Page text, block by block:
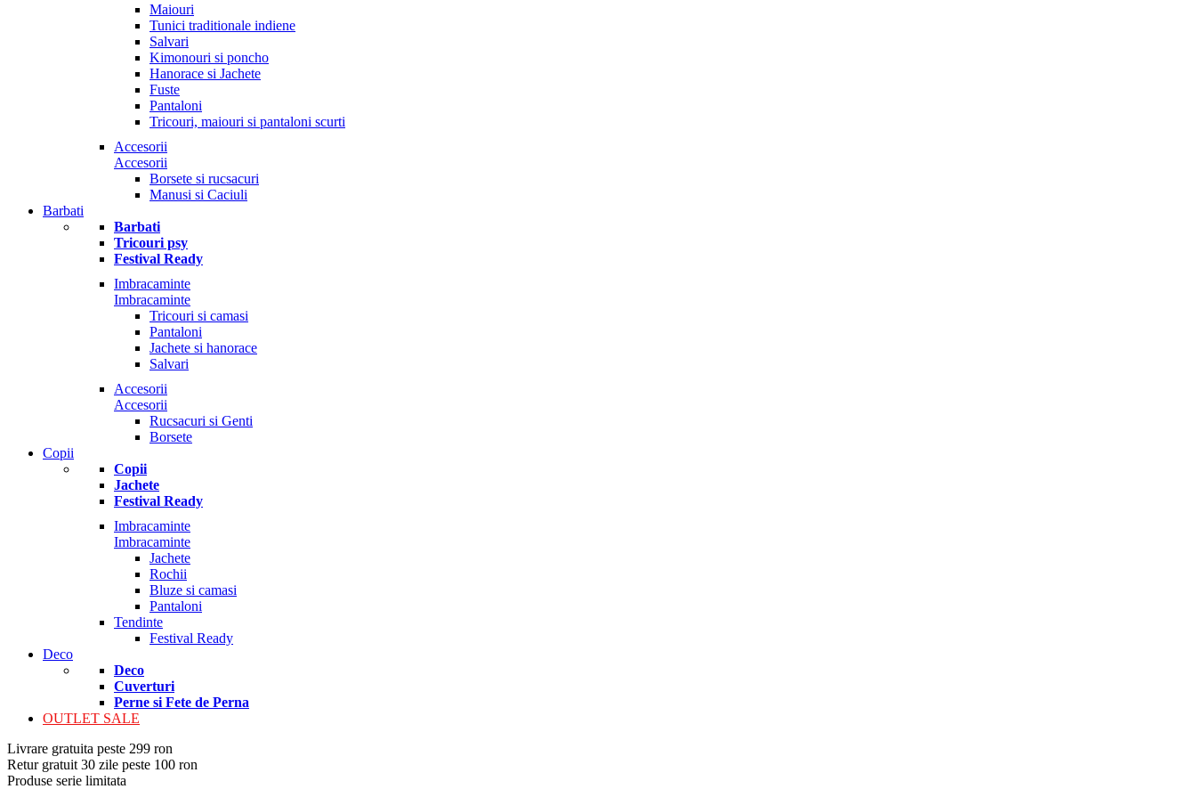
Maiouri
Tunici traditionale indiene
Salvari
Kimonouri si poncho
Hanorace si Jachete
Fuste
Pantaloni
Tricouri, maiouri si pantaloni scurti
Accesorii
Accesorii
Borsete si rucsacuri
Manusi si Caciuli
Barbati
Barbati
Tricouri psy
Festival Ready
Imbracaminte
Imbracaminte
Tricouri si camasi
Pantaloni
Jachete si hanorace
Salvari
Accesorii
Accesorii
Rucsacuri si Genti
Borsete
Copii
Copii
Jachete
Festival Ready
Imbracaminte
Imbracaminte
Jachete
Rochii
Bluze si camasi
Pantaloni
Tendinte
Festival Ready
Deco
Deco
Cuverturi
Perne si Fete de Perna
OUTLET SALE
Livrare gratuita peste 299 ron
Retur gratuit 30 zile peste 100 ron
Produse serie limitata